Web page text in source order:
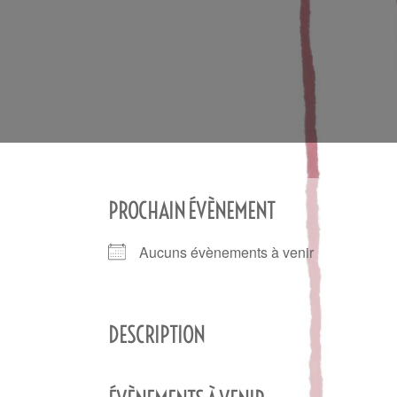
PROCHAIN ÉVÈNEMENT
Aucuns évènements à venir
DESCRIPTION